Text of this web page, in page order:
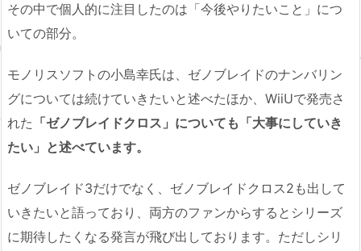
その中で個人的に注目したのは「今後やりたいこと」につ
いての部分。
モノリスソフトの小島幸氏は、ゼノブレイドのナンバリン
グについては続けていきたいと述べたほか、WiiUで発売さ
れた 「ゼノブレイドクロス」についても「大事にしていき
たい」と述べています。
ゼノブレイド3だけでなく、ゼノブレイドクロス2も出して
いきたいと語っており、両方のファンからするとシリーズ
に期待したくなる発言が飛び出しております。ただしシリ